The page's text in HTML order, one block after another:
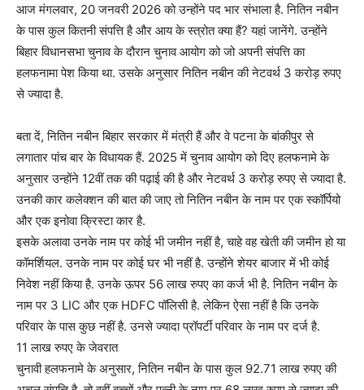
आज मंगलवार, 20 जनवरी 2026 को उन्होंने पद भार संभाला है. नितिन नबीन
के पास कुल कितनी संपत्ति है और आय के स्त्रोत क्या हैं? यहां जानेंगे. उन्होंने
बिहार विधानसभा चुनाव के दौरान चुनाव आयोग को जो अपनी संपत्ति का
हलफनामा पेश किया था. उसके अनुसार नितिन नबीन की नेटवर्थ 3 करोड़ रुपए
से ज्यादा है.
बता दें, नितिन नबीन बिहार सरकार में मंत्री हैं और वे पटना के बांकीपुर से
लगातार पांच बार के विधायक हैं. 2025 में चुनाव आयोग को दिए हलफनामे के
अनुसार उन्होंने 12वीं तक की पढ़ाई की है और नेटवर्थ 3 करोड़ रुपए से ज्यादा है.
उनकी कार कलेक्शन की बात की जाए तो नितिन नबीन के नाम पर एक स्कॉर्पियो
और एक इनोवा क्रिस्टा कार है.
इसके अलावा उनके नाम पर कोई भी जमीन नहीं है, चाहे वह खेती की जमीन हो या
कॉमर्शियल. उनके नाम पर कोई घर भी नहीं है. उन्होंने शेयर बाजार में भी कोई
निवेश नहीं किया है. उनके ऊपर 56 लाख रुपए का कर्ज भी है. नितिन नबीन के
नाम पर 3 LIC और एक HDFC पॉलिसी है. लेकिन ऐसा नहीं है कि उनके
परिवार के पास कुछ नहीं है. उनसे ज्यादा प्रॉपर्टी परिवार के नाम पर दर्ज है.
11 लाख रुपए के जेवरात
चुनावी हलफनामे के अनुसार, नितिन नबीन के पास कुल 92.71 लाख रुपए की